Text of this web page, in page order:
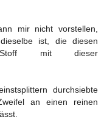
mir nicht vorstellen,
ist, die diesen
Stoff mit dieser
durchsiebte
an einen reinen